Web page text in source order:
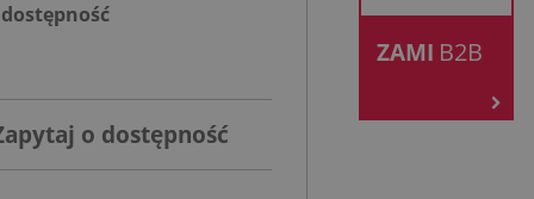
o dostępność
ZAMI B2B